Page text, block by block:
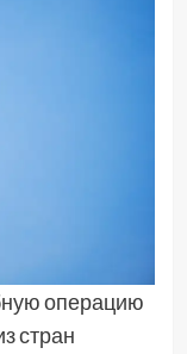
операцию
стран